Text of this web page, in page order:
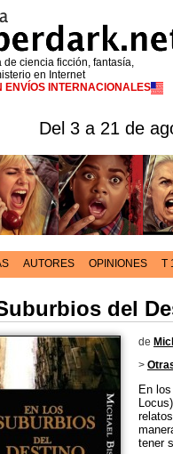
de ciencia ficción, fantasía,
en Internet
ENVÍOS INTERNACIONALES
Del 3 a 21 de
AUTORES OPINIONES T
del
de
>
En
tener